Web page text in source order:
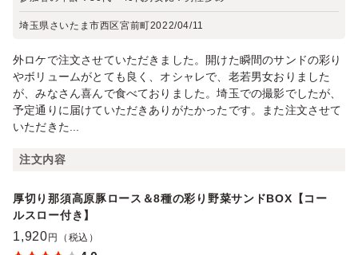
埼玉県さいたま市西区宮前町2022/04/11
外ロケで注文させていただきました。開けた瞬間のサンドの彩り
やボリュームがとても良く、オシャレで、老若男女おりました
が、みなさん喜んで食べておりました。埼玉での撮影でしたが、
予定通りに届けていただきありがたかったです。また注文させて
いただきた...
注文内容
厚切り那須高原豚ロース＆8種の彩り野菜サンドBOX【コー
ルスロー付き】
1,920 円（税込）